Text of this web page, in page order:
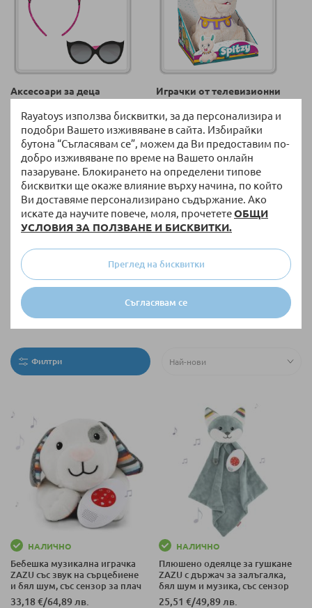
Rayatoys използва бисквитки, за да персонализира и
подобри Вашето изживяване в сайта. Избирайки
бутона “Съгласявам се”, можем да Ви предоставим по-
добро изживяване по време на Вашето онлайн
пазаруване. Блокирането на определени типове
бисквитки ще окаже влияние върху начина, по който
Ви доставяме персонализирано съдържание. Ако
искате да научите повече, моля, прочететеОБЩИ
УСЛОВИЯ ЗА ПОЛЗВАНЕ И БИСКВИТКИ.
Съгласявам се
Преглед на бисквитки
Аксесоари за деца
Бижута
Всички продукти
Играчки от телевизионни
Всички продукти
Fidget антистрес играчки
Еко играчки
Всички продукти
Филтри
НАЛИЧНО
Бебешка музикална играчка
ZAZU със звук на сърцебиене
и бял шум, със сензор за плач
33,18 €/64,89 лв.
НАЛИЧНО
Плюшено одеялце за гушкане
ZAZU с държач за залъгалка,
бял шум и музика, със сензор
за плач
25,51 €/49,89 лв.